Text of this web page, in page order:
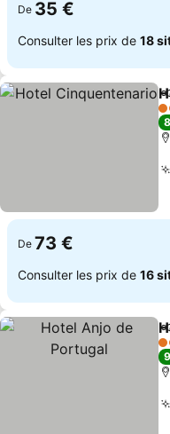
De 35 €
Consulter les prix de 18
4
De 73 €
Consulter les prix de 16
4